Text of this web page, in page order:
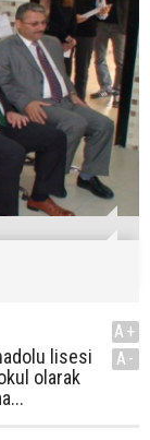
lisesi
olarak
A+
A-